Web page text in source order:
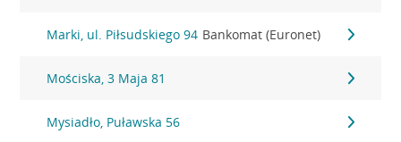
Marki, ul. Piłsudskiego 94 Bankomat (Euronet)
Mościska, 3 Maja 81
Mysiadło, Puławska 56